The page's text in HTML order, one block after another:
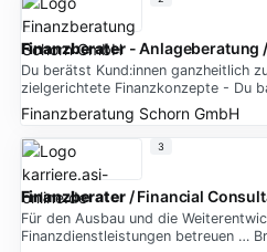
Finanzberater- Anlageberatung
Du berätst Kund:innen ganzheitlich
zielgerichtete Finanzkonzepte - Du
Finanzberatung Schorn GmbH
Finanzberater/ Financial
Für den Ausbau und die
Finanzdienstleistungen betreuen …
3